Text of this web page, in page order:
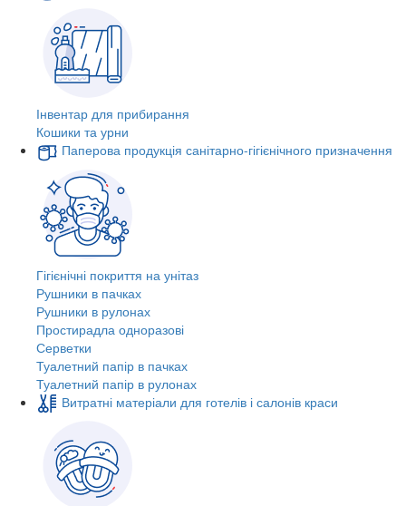
Інвентар для прибирання
Кошики та урни
Паперова продукція санітарно-гігієнічного призначення
Гігієнічні покриття на унітаз
Рушники в пачках
Рушники в рулонах
Простирадла одноразові
Серветки
Туалетний папір в пачках
Туалетний папір в рулонах
Витратні матеріали для готелів і салонів краси